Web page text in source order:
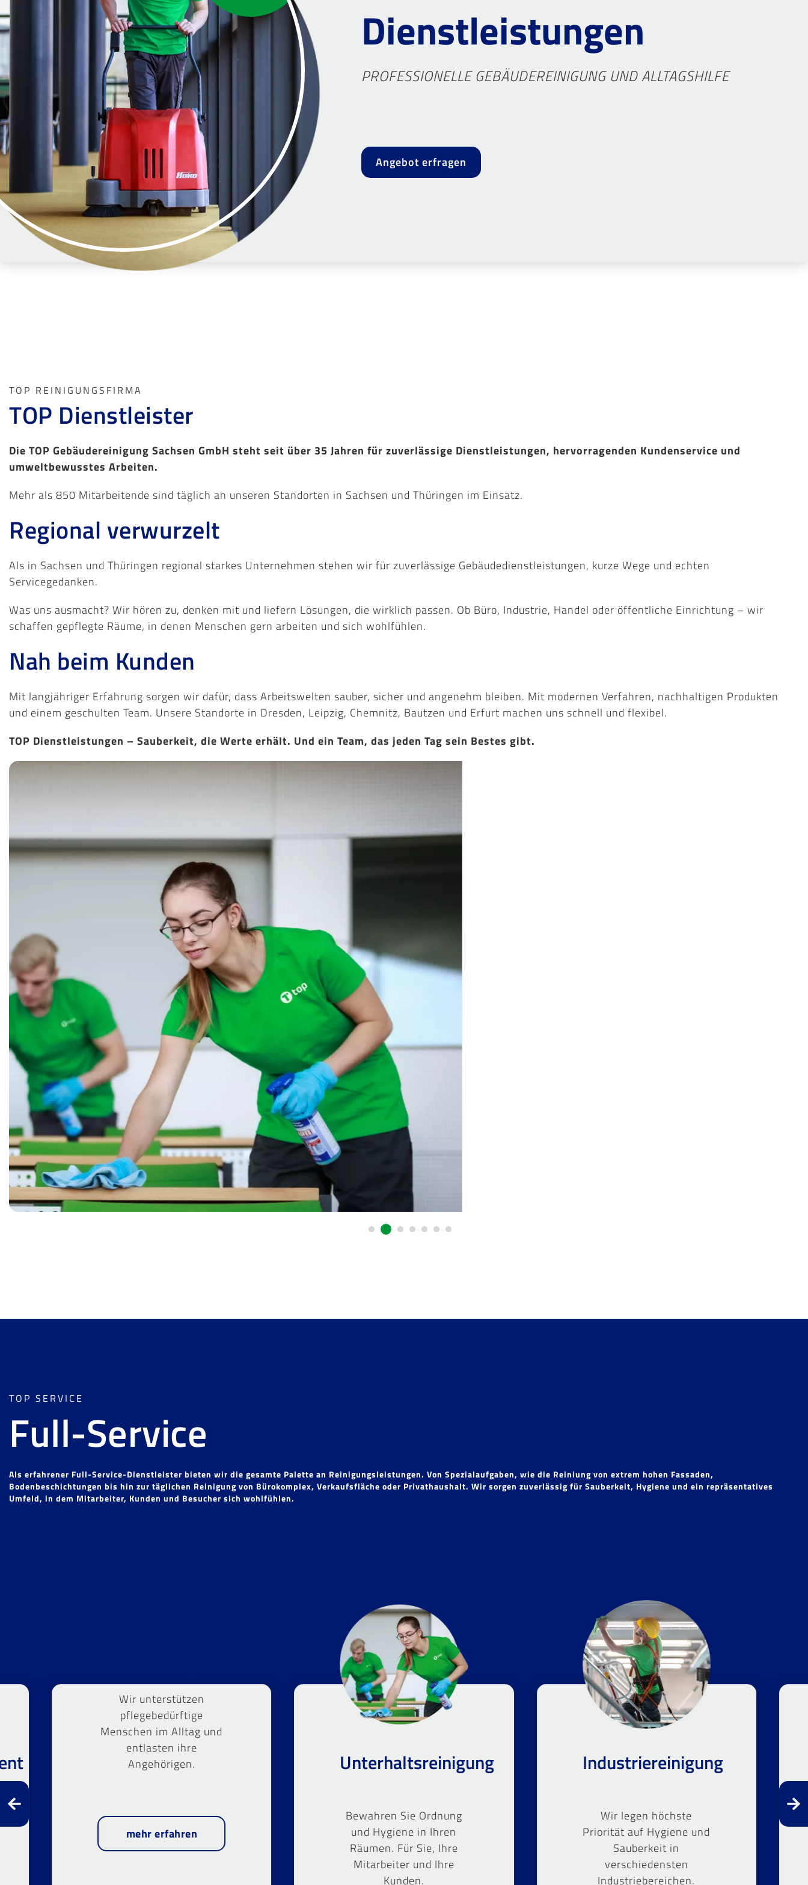
Dienstleistungen
PROFESSIONELLE GEBÄUDEREINIGUNG UND ALLTAGSHILFE
Angebot erfragen
TOP REINIGUNGSFIRMA
TOP Dienstleister
Die TOP Gebäudereinigung Sachsen GmbH steht seit über 35 Jahren für zuverlässige Dienstleistungen, hervorragenden Kundenservice und
umweltbewusstes Arbeiten.
Mehr als 850 Mitarbeitende sind täglich an unseren Standorten in Sachsen und Thüringen im Einsatz.
Regional verwurzelt
Als in Sachsen und Thüringen regional starkes Unternehmen stehen wir für zuverlässige Gebäudedienstleistungen, kurze Wege und echten
Servicegedanken.
Was uns ausmacht? Wir hören zu, denken mit und liefern Lösungen, die wirklich passen. Ob Büro, Industrie, Handel oder öffentliche Einrichtung – wir
schaffen gepflegte Räume, in denen Menschen gern arbeiten und sich wohlfühlen.
Nah beim Kunden
Mit langjähriger Erfahrung sorgen wir dafür, dass Arbeitswelten sauber, sicher und angenehm bleiben. Mit modernen Verfahren, nachhaltigen Produkten
und einem geschulten Team. Unsere Standorte in Dresden, Leipzig, Chemnitz, Bautzen und Erfurt machen uns schnell und flexibel.
TOP Dienstleistungen – Sauberkeit, die Werte erhält. Und ein Team, das jeden Tag sein Bestes gibt.
TOP SERVICE
Full-Service
Als erfahrener Full-Service-Dienstleister bieten wir die gesamte Palette an Reinigungsleistungen. Von Spezialaufgaben, wie die Reiniung von extrem hohen Fassaden,
Bodenbeschichtungen bis hin zur täglichen Reinigung von Bürokomplex, Verkaufsfläche oder Privathaushalt. Wir sorgen zuverlässig für Sauberkeit, Hygiene und ein repräsentatives
Umfeld, in dem Mitarbeiter, Kunden und Besucher sich wohlfühlen.
Unterhaltsreinigung
Bewahren Sie Ordnung
und Hygiene in Ihren
Räumen. Für Sie, Ihre
Mitarbeiter und Ihre
Kunden.
Industriereinigung
Wir legen höchste
Priorität auf Hygiene und
Sauberkeit in
verschiedensten
Industriebereichen.
Wir unterstützen
pflegebedürftige
Menschen im Alltag und
entlasten ihre
Angehörigen.
mehr erfahren